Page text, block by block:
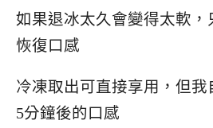
如果退冰太久會變得太軟，
恢復口感
冷凍取出可直接享用，但我
5分鐘後的口感